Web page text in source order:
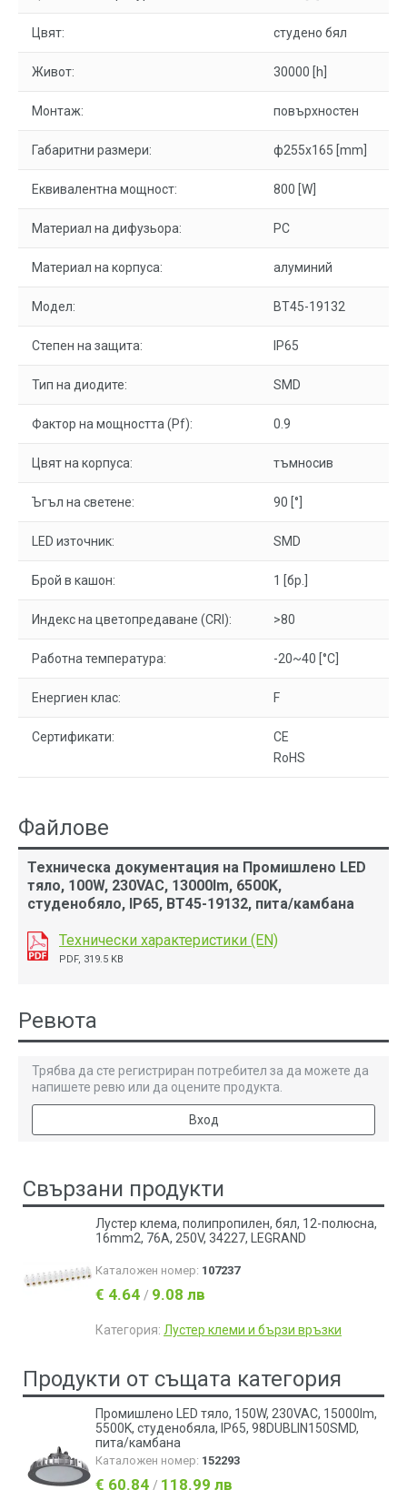
Цвят: студено бял
Живот: 30000 [h]
Монтаж: повърхностен
Габаритни размери: ф255x165 [mm]
Еквивалентна мощност: 800 [W]
Материал на дифузьора: PC
Материал на корпуса: алуминий
Модел: BT45-19132
Степен на защита: IP65
Тип на диодите: SMD
Фактор на мощността (Pf): 0.9
Цвят на корпуса: тъмносив
Ъгъл на светене: 90 [°]
LED източник: SMD
Брой в кашон: 1 [бр.]
Индекс на цветопредаване (CRI): >80
Работна температура: -20~40 [°C]
Енергиен клас: F
Сертификати:
CE
RoHS
Файлове
Техническа документация на Промишлено LED
тяло, 100W, 230VAC, 13000lm, 6500K,
студенобяло, IP65, BT45-19132, пита/камбана
Технически характеристики (EN)
PDF, 319.5 KB
Ревюта
Трябва да сте регистриран потребител за да можете да
напишете ревю или да оцените продукта.
Вход
Свързани продукти
Лустер клема, полипропилен, бял, 12-полюсна,
16mm2, 76A, 250V, 34227, LEGRAND
Каталожен номер: 107237
€ 4.64 / 9.08 лв
Категория: Лустер клеми и бързи връзки
Продукти от същата категория
Промишлено LED тяло, 150W, 230VAC, 15000lm,
5500K, студенобяла, IP65, 98DUBLIN150SMD,
пита/камбана
Каталожен номер: 152293
€ 60.84 / 118.99 лв